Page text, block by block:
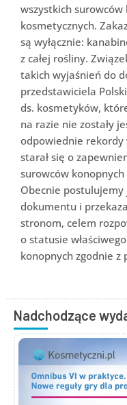
wszystkich
kosmetycznych.
są wyłącznie:
z całej rośliny.
takich wyjaśnień do
przedstawiciela
ds. kosmetyków,
na razie nie zostały
odpowiednie rekordy
starał się o
surowców
Obecnie postulujemy
dokumentu i
stronom, celem
o statusie
konopnych zgodnie z
Nadchodzące